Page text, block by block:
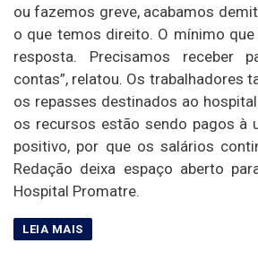
ou fazemos greve, acabamos
o que temos direito. O mínimo
resposta. Precisamos receber
contas”, relatou. Os trabalhadores
os repasses destinados ao
os recursos estão sendo pagos à
positivo, por que os salários
Redação deixa espaço aberto
Hospital Promatre.